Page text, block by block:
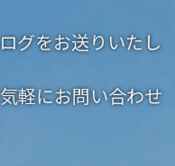
グをお送りいたし
軽にお問い合わせ